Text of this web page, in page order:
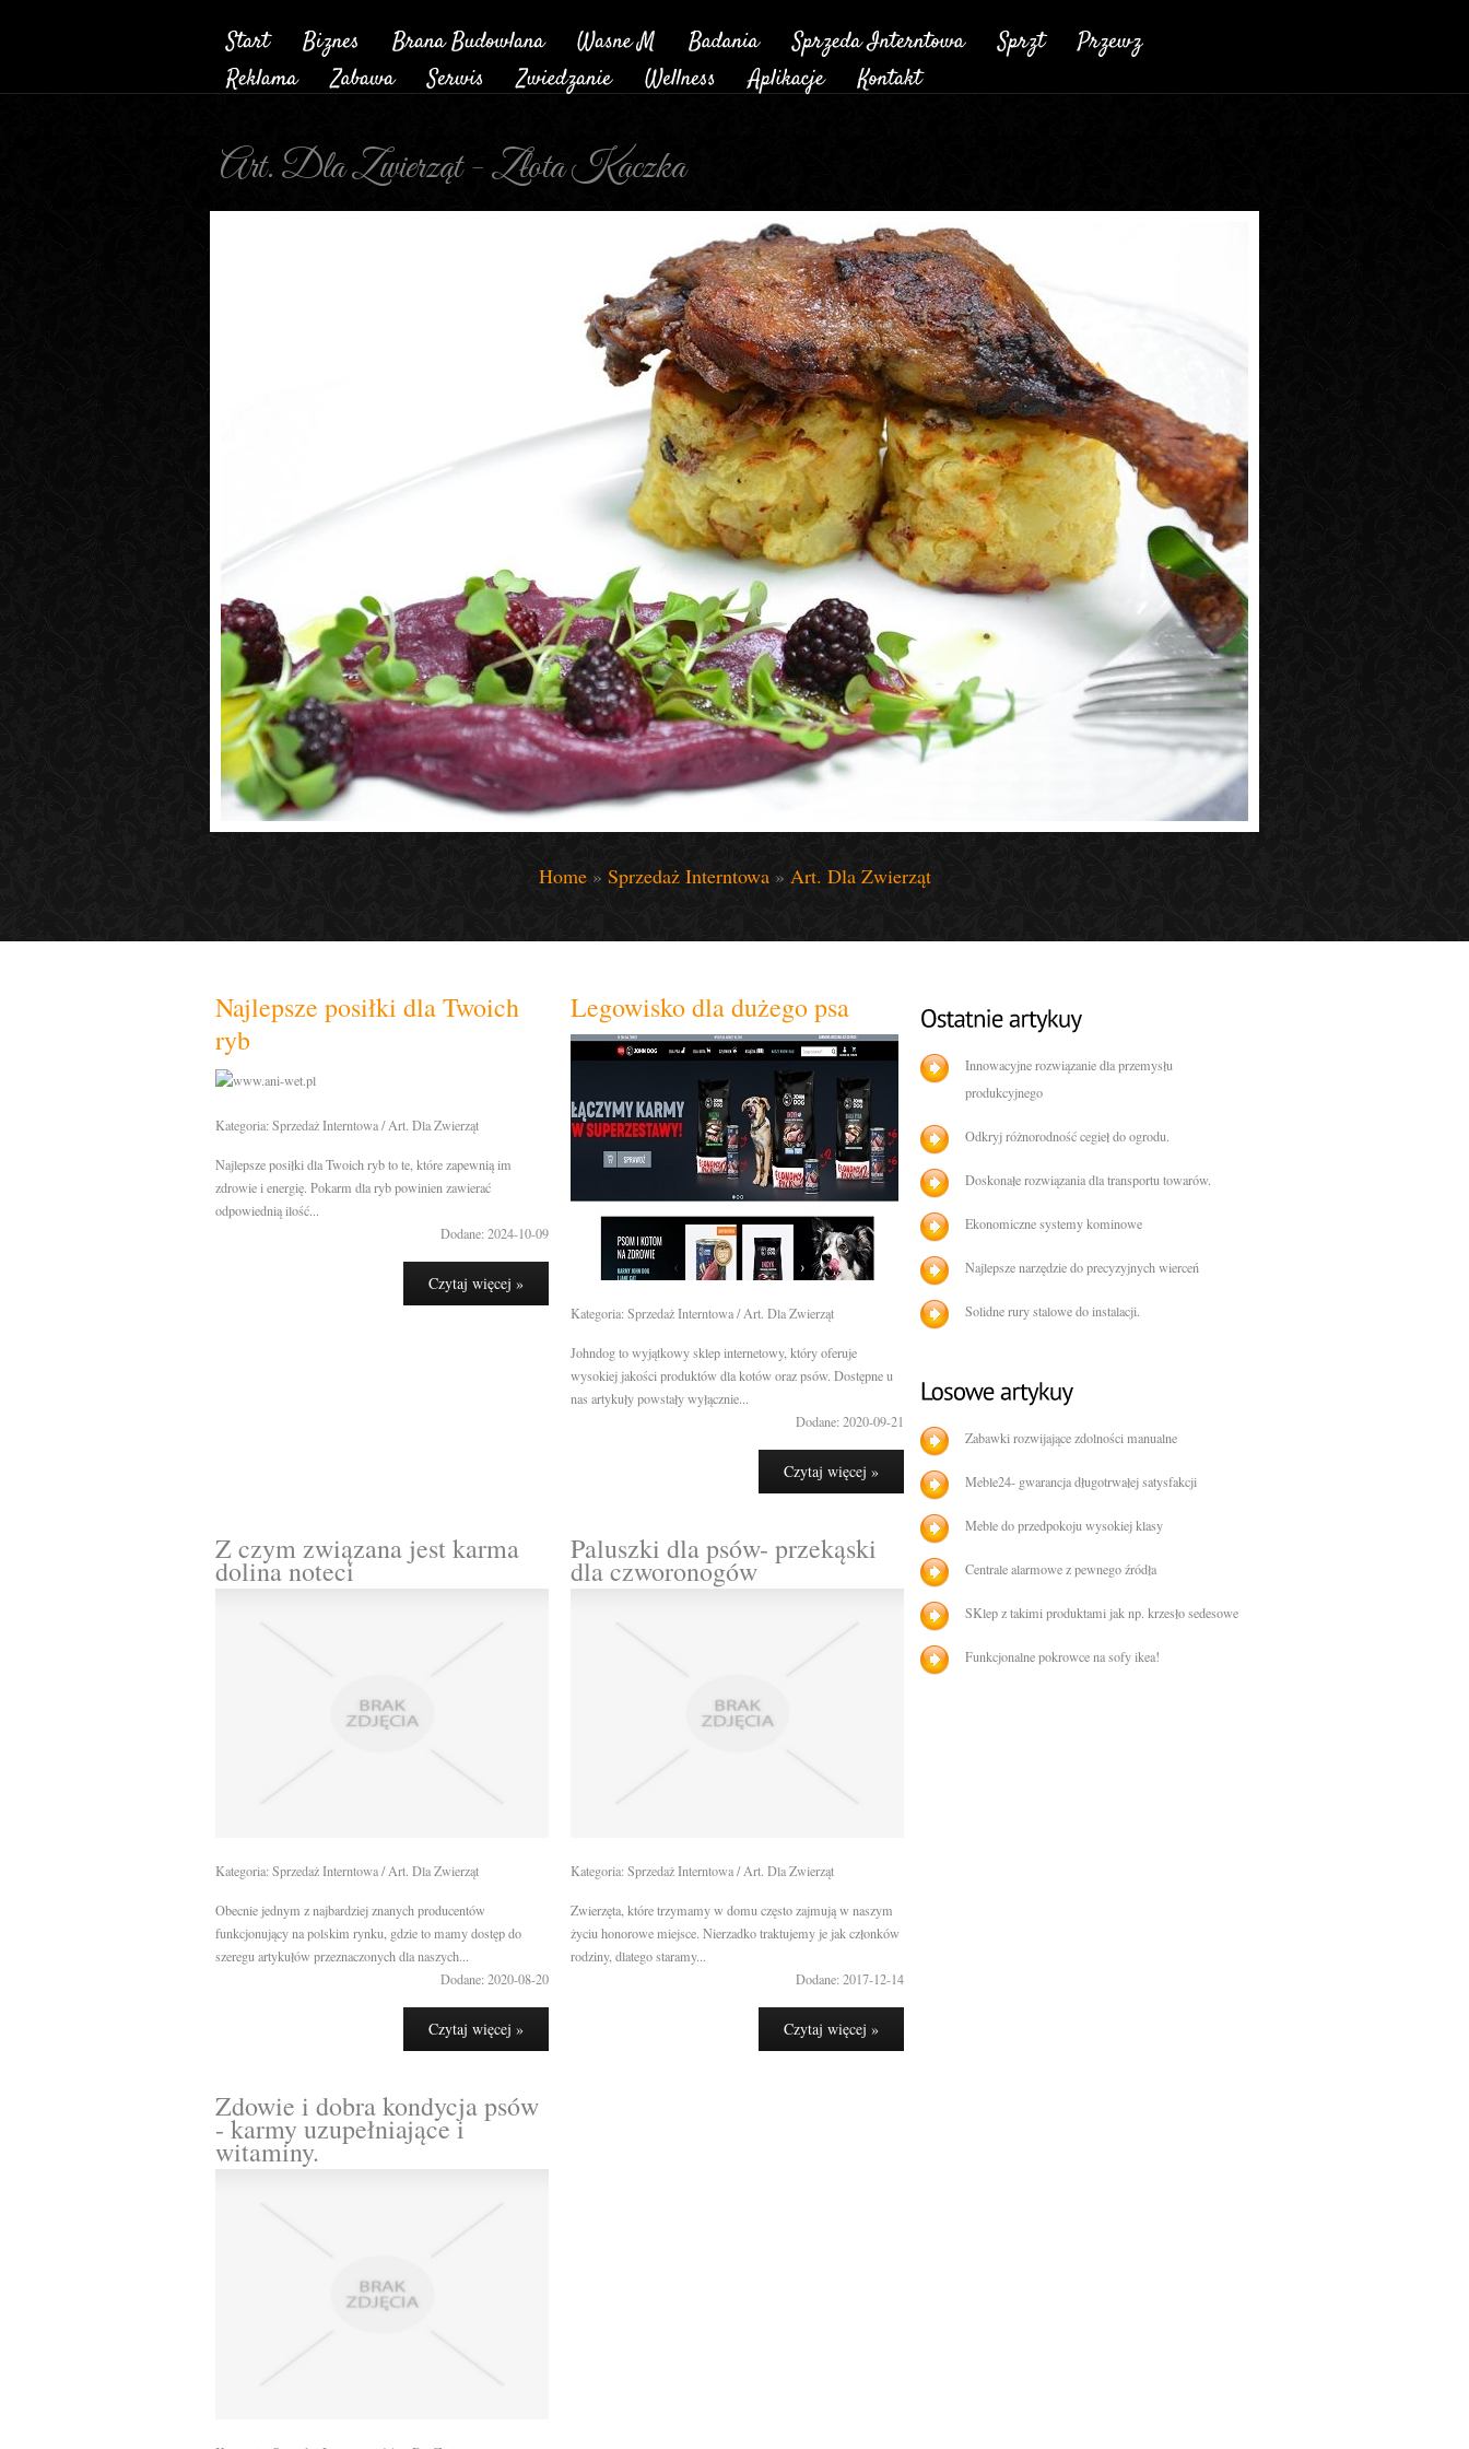
Art. Dla Zwierząt - Złota Kaczka
Home» Sprzedaż Interntowa»Art. Dla Zwierząt
Najlepsze posiłki dla Twoich
ryb
Kategoria: Sprzedaż Interntowa / Art. Dla Zwierząt
Najlepsze posiłki dla Twoich ryb to te, które zapewnią im
zdrowie i energię. Pokarm dla ryb powinien zawierać
odpowiednią ilość...
Dodane: 2024-10-09
Czytaj więcej »
Legowisko dla dużego psa
Kategoria: Sprzedaż Interntowa / Art. Dla Zwierząt
Johndog to wyjątkowy sklep internetowy, który oferuje
wysokiej jakości produktów dla kotów oraz psów. Dostępne u
nas artykuły powstały wyłącznie...
Dodane: 2020-09-21
Czytaj więcej »
Z czym związana jest karma
dolina noteci
Kategoria: Sprzedaż Interntowa / Art. Dla Zwierząt
Obecnie jednym z najbardziej znanych producentów
funkcjonujący na polskim rynku, gdzie to mamy dostęp do
szeregu artykułów przeznaczonych dla naszych...
Dodane: 2020-08-20
Czytaj więcej »
Paluszki dla psów- przekąski
dla czworonogów
Kategoria: Sprzedaż Interntowa / Art. Dla Zwierząt
Zwierzęta, które trzymamy w domu często zajmują w naszym
życiu honorowe miejsce. Nierzadko traktujemy je jak członków
rodziny, dlatego staramy...
Dodane: 2017-12-14
Czytaj więcej »
Zdowie i dobra kondycja psów
- karmy uzupełniające i
witaminy.
Innowacyjne rozwiązanie dla przemysłu
produkcyjnego
Odkryj różnorodność cegieł do ogrodu.
Doskonałe rozwiązania dla transportu towarów.
Ekonomiczne systemy kominowe
Najlepsze narzędzie do precyzyjnych wierceń
Solidne rury stalowe do instalacji.
Zabawki rozwijające zdolności manualne
Meble24- gwarancja długotrwałej satysfakcji
Meble do przedpokoju wysokiej klasy
Centrale alarmowe z pewnego źródła
SKlep z takimi produktami jak np. krzesło sedesowe
Funkcjonalne pokrowce na sofy ikea!